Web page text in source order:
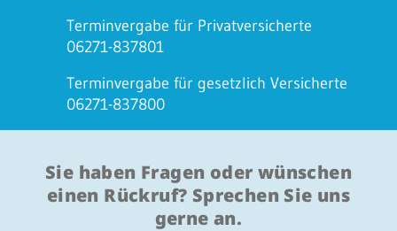
Terminvergabe für Privatversicherte
06271-837801
Terminvergabe für gesetzlich Versicherte
06271-837800
Sie haben Fragen oder wünschen
einen Rückruf? Sprechen Sie uns
gerne an.